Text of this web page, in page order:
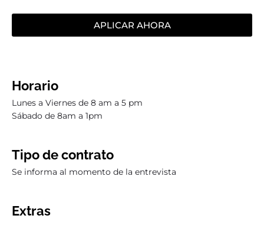
APLICAR AHORA
Horario
Lunes a Viernes de 8 am a 5 pm
Sábado de 8am a 1pm
Tipo de contrato
Se informa al momento de la entrevista
Extras